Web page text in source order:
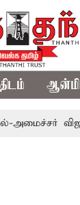
விஜய்